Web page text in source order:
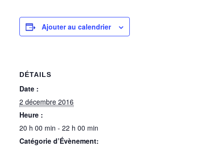
Ajouter au calendrier
DÉTAILS
Date :
2 décembre 2016
Heure :
20 h 00 min - 22 h 00 min
Catégorie d’Évènement: